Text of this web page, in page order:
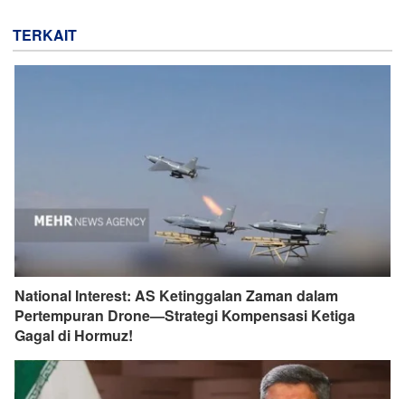
TERKAIT
National Interest: AS Ketinggalan Zaman dalam
Pertempuran Drone—Strategi Kompensasi Ketiga
Gagal di Hormuz!